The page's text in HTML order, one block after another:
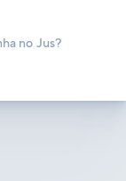
no Jus?